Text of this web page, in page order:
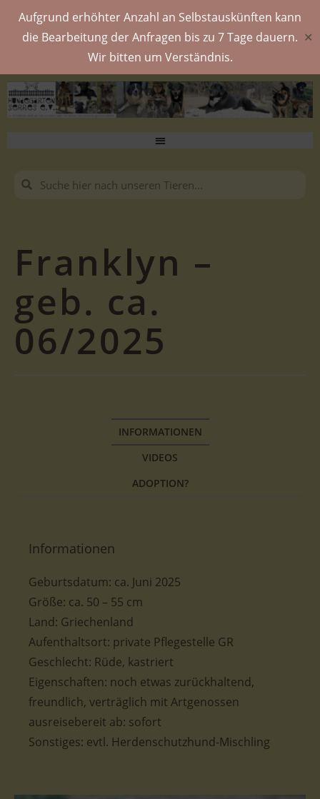
Aufgrund erhöhter Anzahl an Selbstauskünften kann
die Bearbeitung der Anfragen bis zu 7 Tage dauern.
Wir bitten um Verständnis.
✕
Franklyn –
geb. ca.
06/2025
INFORMATIONEN
VIDEOS
ADOPTION?
Informationen
Geburtsdatum: ca. Juni 2025
Größe: ca. 50 – 55 cm
Land: Griechenland
Aufenthaltsort: private Pflegestelle GR
Geschlecht: Rüde, kastriert
Eigenschaften: noch etwas zurückhaltend,
freundlich, verträglich mit Artgenossen
ausreisebereit ab: sofort
Sonstiges: evtl. Herdenschutzhund-Mischling